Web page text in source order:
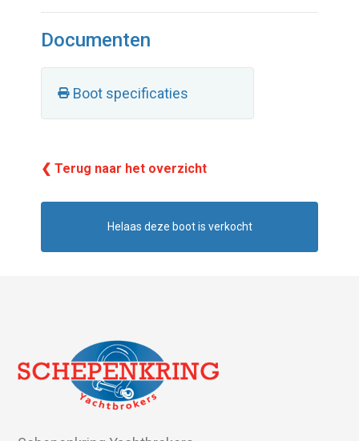
Documenten
Boot specificaties
❮ Terug naar het overzicht
Helaas deze boot is verkocht